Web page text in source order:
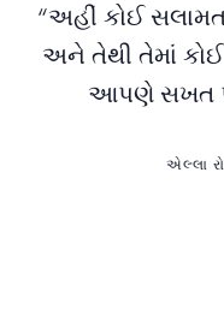
“અહીં કોઈ સલામત
અને તેથી તેમાં
આપણે સખત
એલ્લા